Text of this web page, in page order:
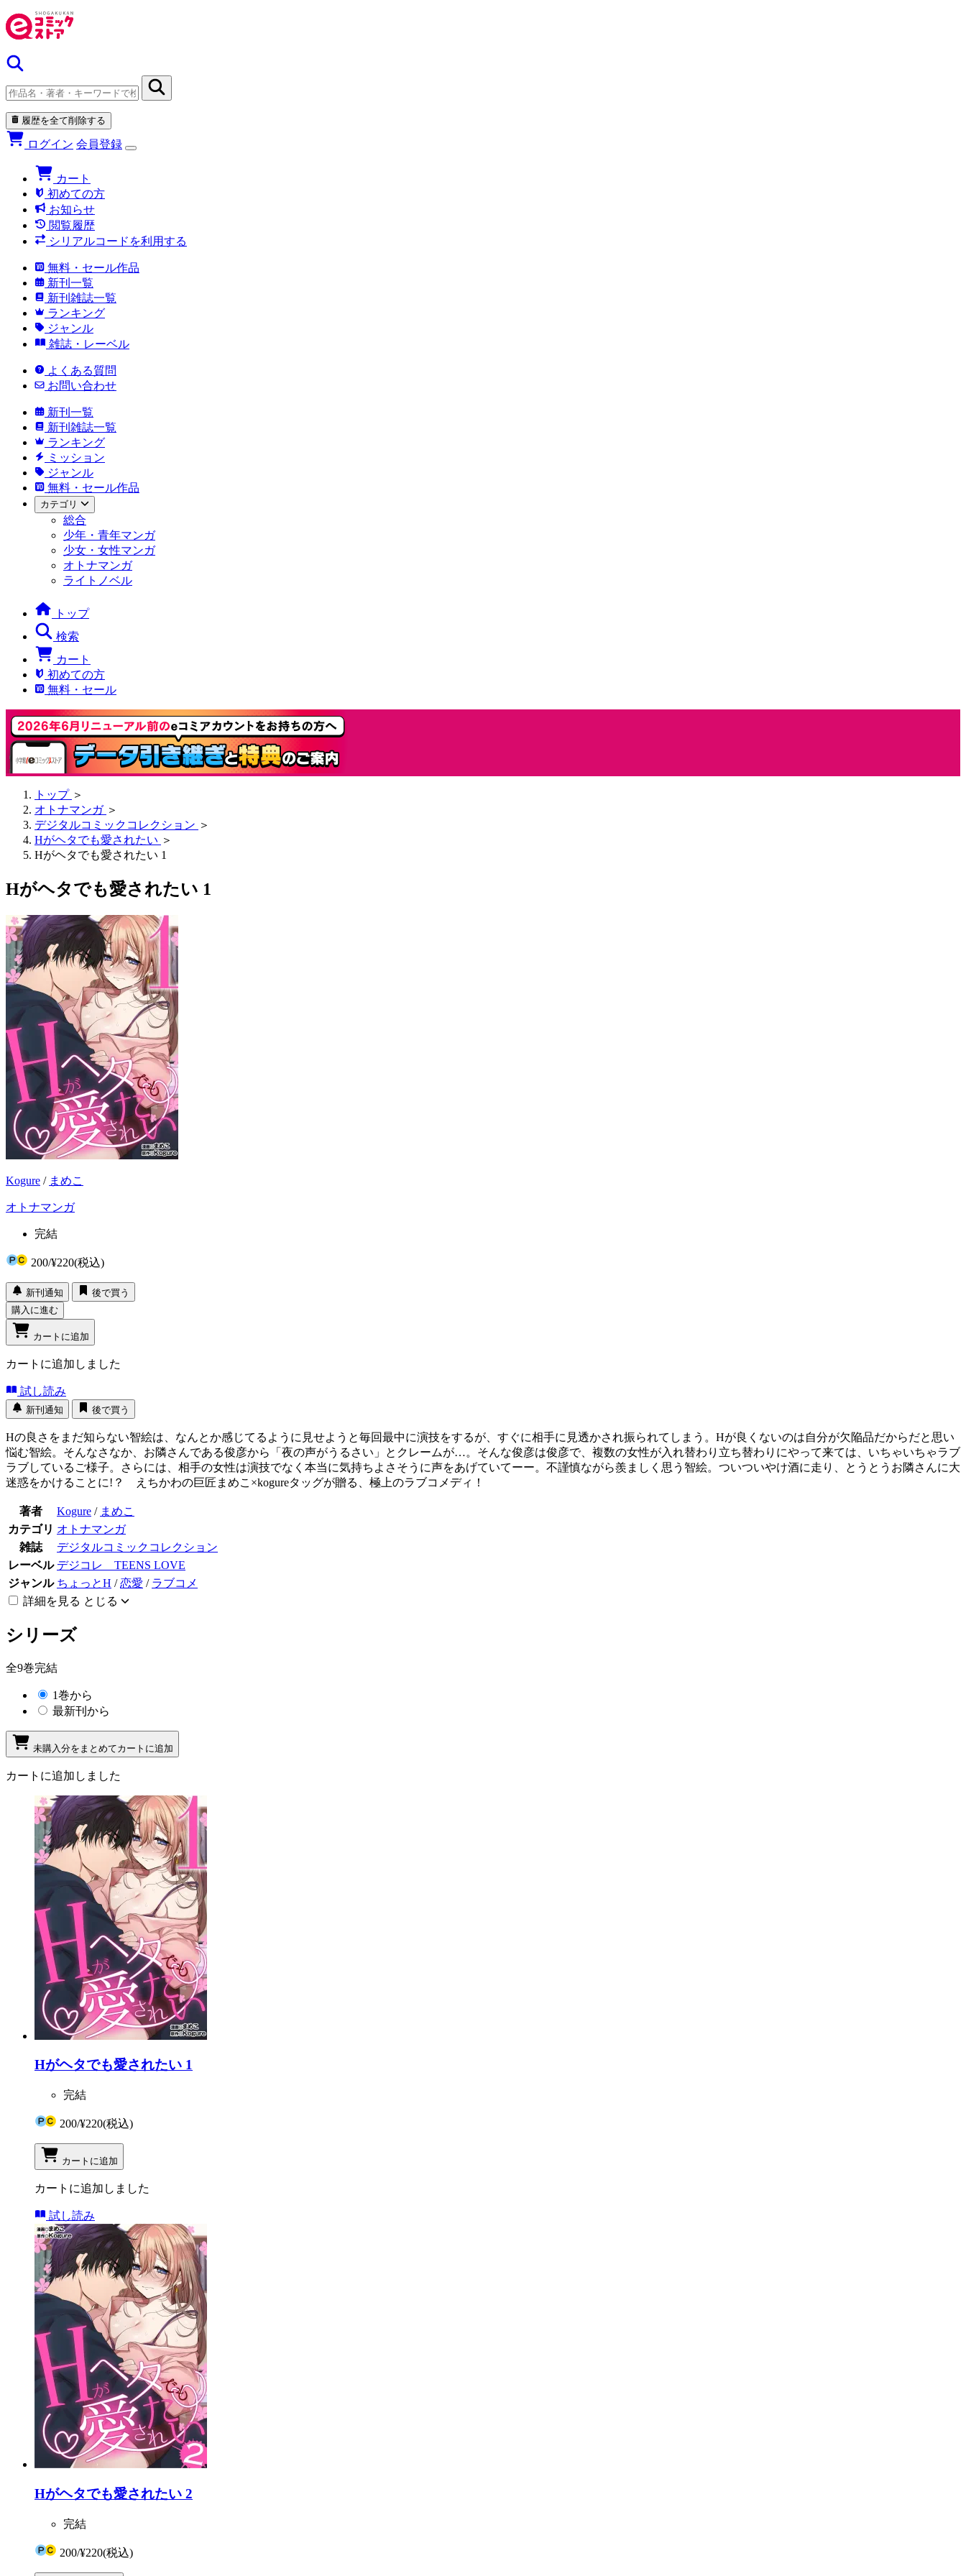
履歴を全て削除する
ログイン 会員登録
カート
初めての方
お知らせ
閲覧履歴
シリアルコードを利用する
無料・セール作品
新刊一覧
新刊雑誌一覧
ランキング
ジャンル
雑誌・レーベル
よくある質問
お問い合わせ
新刊一覧
新刊雑誌一覧
ランキング
ミッション
ジャンル
無料・セール作品
カテゴリ
総合
少年・青年マンガ
少女・女性マンガ
オトナマンガ
ライトノベル
トップ
検索
カート
初めての方
無料・セール
トップ ＞
オトナマンガ ＞
デジタルコミックコレクション ＞
Hがヘタでも愛されたい ＞
Hがヘタでも愛されたい 1
Hがヘタでも愛されたい 1
Kogure / まめこ
オトナマンガ
完結
200/¥220(税込)
新刊通知
後で買う
購入に進む
カートに追加
カートに追加しました
試し読み
新刊通知 後で買う
Hの良さをまだ知らない智絵は、なんとか感じてるように見せようと毎回最中に演技をするが、すぐに相手に見透かされ振られてしまう。Hが良くないのは自分が欠陥品だからだと思い
悩む智絵。そんなさなか、お隣さんである俊彦から「夜の声がうるさい」とクレームが…。そんな俊彦は俊彦で、複数の女性が入れ替わり立ち替わりにやって来ては、いちゃいちゃラブ
ラブしているご様子。さらには、相手の女性は演技でなく本当に気持ちよさそうに声をあげていてーー。不謹慎ながら羨ましく思う智絵。ついついやけ酒に走り、とうとうお隣さんに大
迷惑をかけることに!？ えちかわの巨匠まめこ×kogureタッグが贈る、極上のラブコメディ！
著者 Kogure / まめこ
カテゴリ オトナマンガ
雑誌
デジタルコミックコレクション
レーベル デジコレ TEENS LOVE
ジャンル ちょっとH /恋愛 / ラブコメ
詳細を見る とじる
シリーズ
全9巻完結
1巻から
最新刊から
未購入分をまとめてカートに追加
カートに追加しました
Hがヘタでも愛されたい 1
完結
200/¥220(税込)
カートに追加
カートに追加しました
試し読み
Hがヘタでも愛されたい 2
完結
200/¥220(税込)